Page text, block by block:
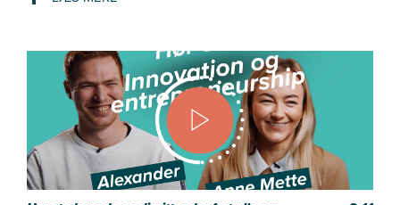
Se mere